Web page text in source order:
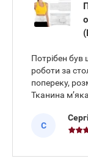
Потрібен був
роботи за
попереку,
Тканина
зсувається,
В русі
С